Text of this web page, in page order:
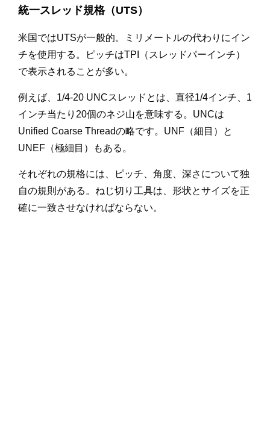
統一スレッド規格（UTS）
米国ではUTSが一般的。ミリメートルの代わりにイン
チを使用する。ピッチはTPI（スレッドパーインチ）
で表示されることが多い。
例えば、1/4-20 UNCスレッドとは、直径1/4インチ、1
インチ当たり20個のネジ山を意味する。UNCは
Unified Coarse Threadの略です。UNF（細目）と
UNEF（極細目）もある。
それぞれの規格には、ピッチ、角度、深さについて独
自の規則がある。ねじ切り工具は、形状とサイズを正
確に一致させなければならない。